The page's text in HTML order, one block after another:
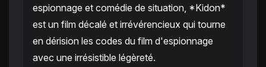
espionnage et comédie de situation, *Kidon*
est un film décalé et irrévérencieux qui tourne
en dérision les codes du film d'espionnage
avec une irrésistible légèreté.